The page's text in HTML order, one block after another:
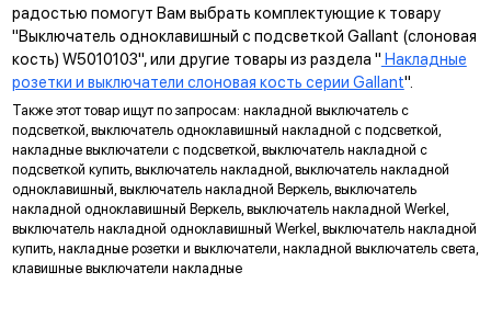
радостью помогут Вам выбрать комплектующие к товару
"Выключатель одноклавишный с подсветкой Gallant (слоновая
кость) W5010103", или другие товары из раздела " Накладные
розетки и выключатели слоновая кость серии Gallant".
Также этот товар ищут по запросам: накладной выключатель с
подсветкой, выключатель одноклавишный накладной с подсветкой,
накладные выключатели с подсветкой, выключатель накладной с
подсветкой купить, выключатель накладной, выключатель накладной
одноклавишный, выключатель накладной Веркель, выключатель
накладной одноклавишный Веркель, выключатель накладной Werkel,
выключатель накладной одноклавишный Werkel, выключатель накладной
купить, накладные розетки и выключатели, накладной выключатель света,
клавишные выключатели накладные